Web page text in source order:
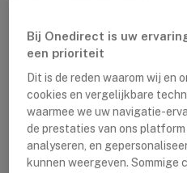
Bij Onedirect is uw
een prioriteit
Dit is de reden waarom wij en
cookies en vergelijkbare
waarmee we uw navigatie-
de prestaties van ons
analyseren, en
kunnen weergeven. Sommige